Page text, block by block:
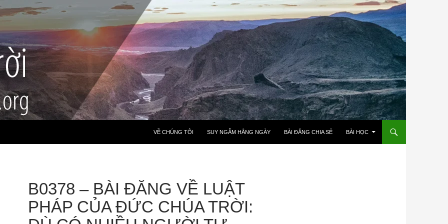
VỀ CHÚNG TÔI SUY NGẪM HẰNG NGÀY BÀI ĐĂNG CHIA SẺ BÀI HỌC
B0378 – BÀI ĐĂNG VỀ LUẬT
PHÁP CỦA ĐỨC CHÚA TRỜI: